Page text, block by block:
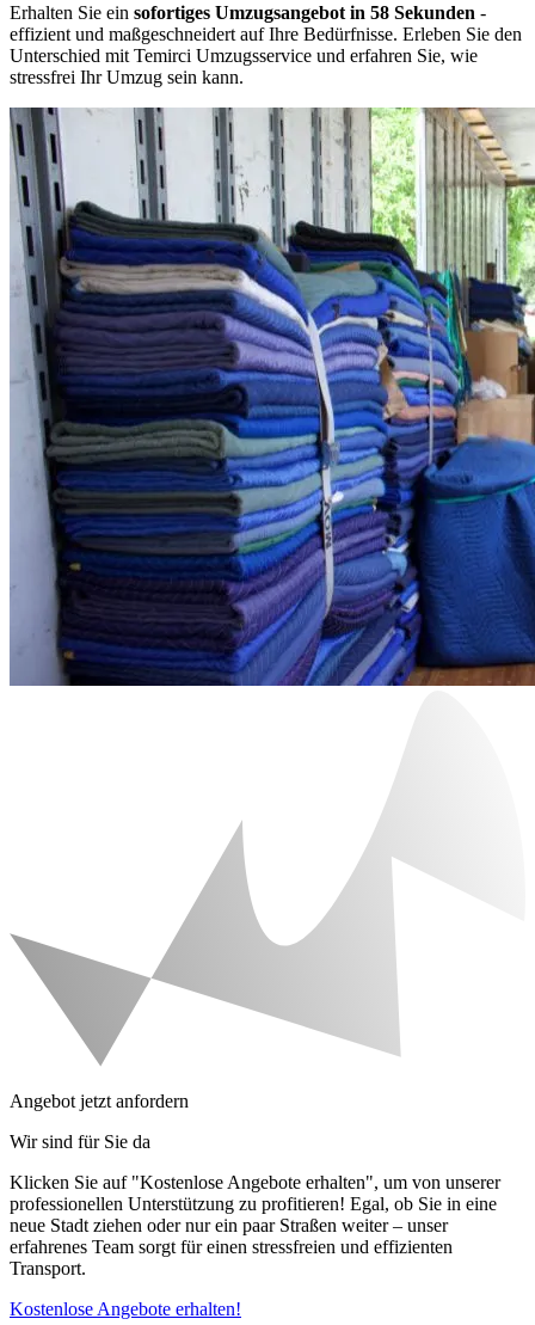
Erhalten Sie ein sofortiges Umzugsangebot in 58 Sekunden -
effizient und maßgeschneidert auf Ihre Bedürfnisse. Erleben Sie den
Unterschied mit Temirci Umzugsservice und erfahren Sie, wie
stressfrei Ihr Umzug sein kann.
Angebot jetzt anfordern
Wir sind für Sie da
Klicken Sie auf "Kostenlose Angebote erhalten", um von unserer
professionellen Unterstützung zu profitieren! Egal, ob Sie in eine
neue Stadt ziehen oder nur ein paar Straßen weiter – unser
erfahrenes Team sorgt für einen stressfreien und effizienten
Transport.
Kostenlose Angebote erhalten!